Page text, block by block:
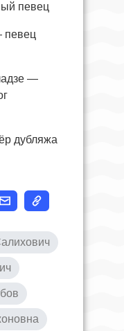
певец
певец
—
дубляжа